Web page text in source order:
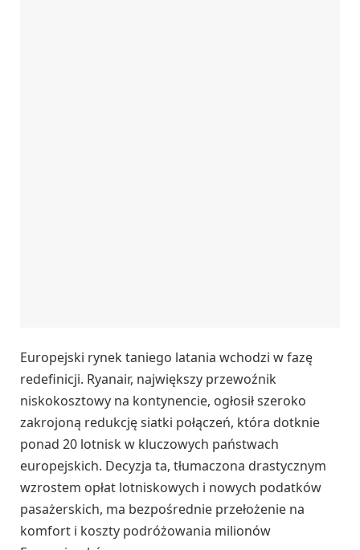
Europejski rynek taniego latania wchodzi w fazę
redefinicji. Ryanair, największy przewoźnik
niskokosztowy na kontynencie, ogłosił szeroko
zakrojoną redukcję siatki połączeń, która dotknie
ponad 20 lotnisk w kluczowych państwach
europejskich. Decyzja ta, tłumaczona drastycznym
wzrostem opłat lotniskowych i nowych podatków
pasażerskich, ma bezpośrednie przełożenie na
komfort i koszty podróżowania milionów